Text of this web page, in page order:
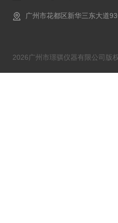
广州市花都区新华三东大道
2026广州市璟骐仪器有限公司版